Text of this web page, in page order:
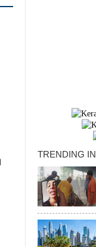
TRENDING IN
×